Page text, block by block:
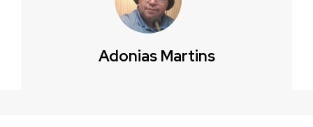
Adonias Martins